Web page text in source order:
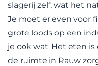
slagerij zelf, wat het
Je moet er even voor
grote loods op een
je ook wat. Het eten
de ruimte in Rauw